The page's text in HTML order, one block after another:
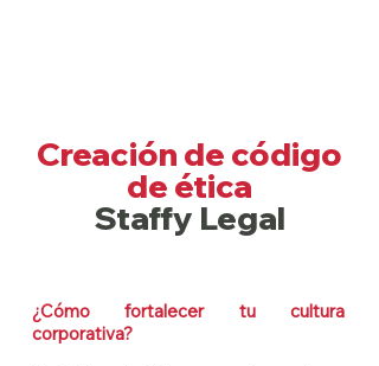
Creación de código
de ética
Staffy Legal
¿Cómo fortalecer tu cultura
corporativa?